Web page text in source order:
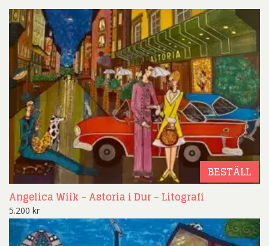
BESTÄLL
Angelica Wiik – Astoria i Dur – Litografi
5.200 kr